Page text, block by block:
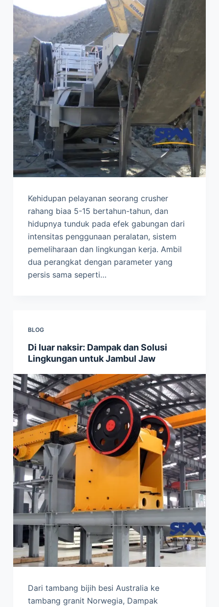
Kehidupan pelayanan seorang crusher
rahang biaa 5-15 bertahun-tahun, dan
hidupnya tunduk pada efek gabungan dari
intensitas penggunaan peralatan, sistem
pemeliharaan dan lingkungan kerja. Ambil
dua perangkat dengan parameter yang
persis sama seperti…
BLOG
Di luar naksir: Dampak dan Solusi
Lingkungan untuk Jambul Jaw
Dari tambang bijih besi Australia ke
tambang granit Norwegia, Dampak